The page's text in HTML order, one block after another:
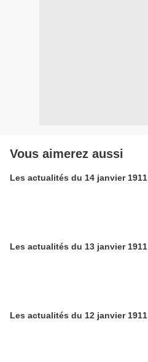
Vous aimerez aussi
Les actualités du 14 janvier 1911
Les actualités du 13 janvier 1911
Les actualités du 12 janvier 1911